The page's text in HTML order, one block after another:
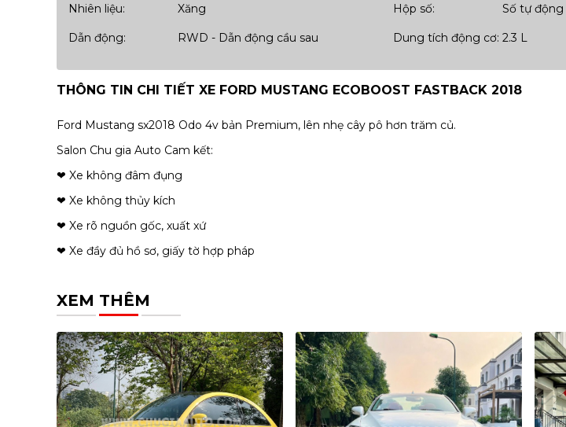
Nhiên liệu: Xăng Hộp số: Số tự động
Dẫn động: RWD - Dẫn động cầu sau Dung tích động cơ: 2.3 L
THÔNG TIN CHI TIẾT XE FORD MUSTANG ECOBOOST FASTBACK 2018
Ford Mustang sx2018 Odo 4v bản Premium, lên nhẹ cây pô hơn trăm củ.
Salon Chu gia Auto Cam kết:
❤ Xe không đâm đụng
❤ Xe không thủy kích
❤ Xe rõ nguồn gốc, xuất xứ
❤ Xe đầy đủ hồ sơ, giấy tờ hợp pháp
XEM THÊM